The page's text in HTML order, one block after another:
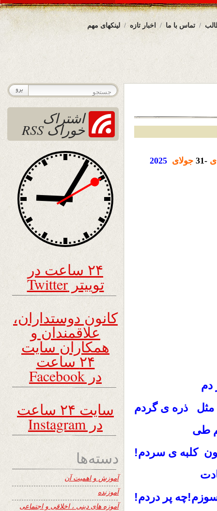
لینکهای مهم اخبار تازه تماس با ما
-31 جولای 2025
دم
مثل ذره ى گردم
طى
كلبه ى سردم!
پر دردم!
اشتراک
خوراک RSS
۲۴ ساعت در
توییتر Twitter
کانون دوستداران،
علاقمندان و
همکاران سایت
۲۴ ساعت
در Facebook
سایت ۲۴ ساعت
در Instagram
دسته‌ها
آموزش و اهمیت آن
آموزنده
آموزه های دینی ، اخلاقی و اجتماعی